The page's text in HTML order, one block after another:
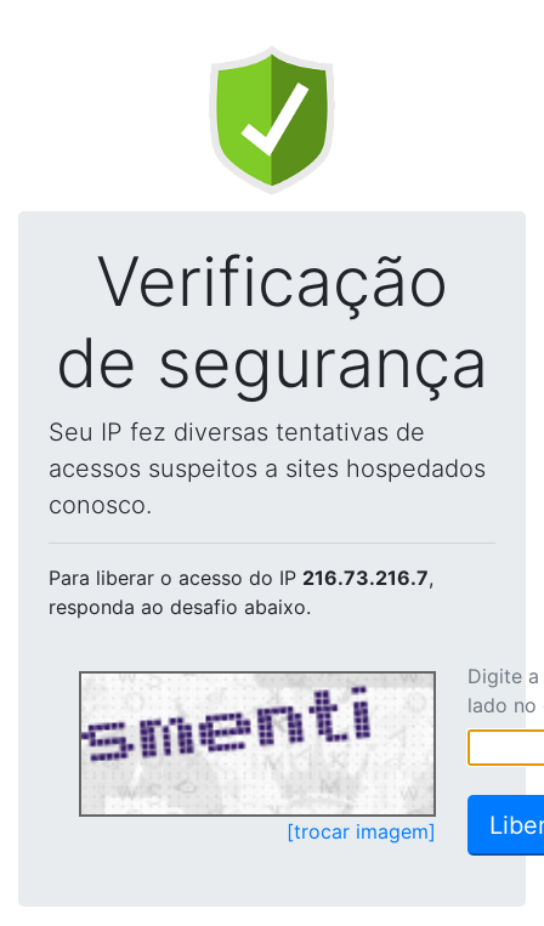
Verificação
de segurança
Seu IP fez diversas tentativas de
acessos suspeitos a sites hospedados
conosco.
Para liberar o acesso do IP 216.73.216.7,
responda ao desafio abaixo.
[trocar imagem]
Digite
lado no